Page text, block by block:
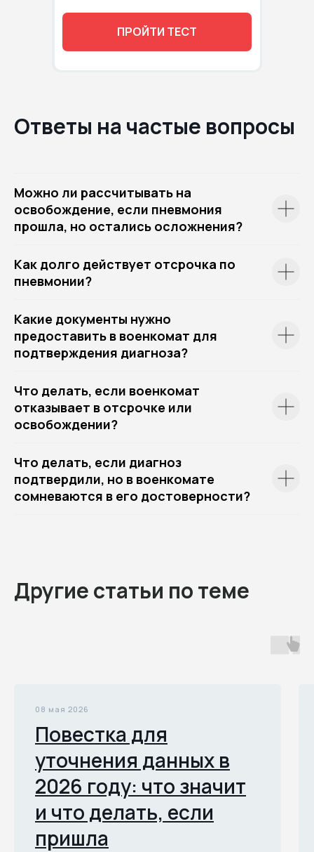
ПРОЙТИ ТЕСТ
Ответы на частые вопросы
Можно ли рассчитывать на
освобождение, если пневмония
прошла, но остались осложнения?
Как долго действует отсрочка по
пневмонии?
Какие документы нужно
предоставить в военкомат для
подтверждения диагноза?
Что делать, если военкомат
отказывает в отсрочке или
освобождении?
Что делать, если диагноз
подтвердили, но в военкомате
сомневаются в его достоверности?
Другие статьи по теме
08 мая 2026
Повестка для
уточнения данных в
2026 году: что значит
и что делать, если
пришла